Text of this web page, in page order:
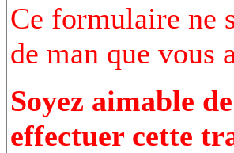
Ce formulaire ne
de man que vous
Soyez aimable
effectuer cette